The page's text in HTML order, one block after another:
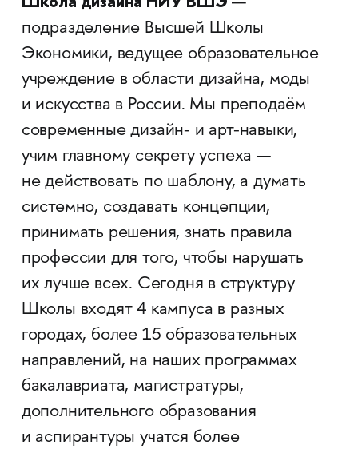
подразделение Высшей Школы
Экономики, ведущее образовательное
учреждение в области дизайна, моды
и искусства в России. Мы преподаём
современные дизайн- и арт-навыки,
учим главному секрету успеха —
не действовать по шаблону, а думать
системно, создавать концепции,
принимать решения, знать правила
профессии для того, чтобы нарушать
их лучше всех. Сегодня в структуру
Школы входят 4 кампуса в разных
городах, более 15 образовательных
направлений, на наших программах
бакалавриата, магистратуры,
дополнительного образования
и аспирантуры учатся более